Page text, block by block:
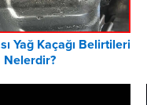
Yağ Kaçağı Belirtileri
Nelerdir?